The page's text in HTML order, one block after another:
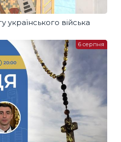
війська
6 серпня